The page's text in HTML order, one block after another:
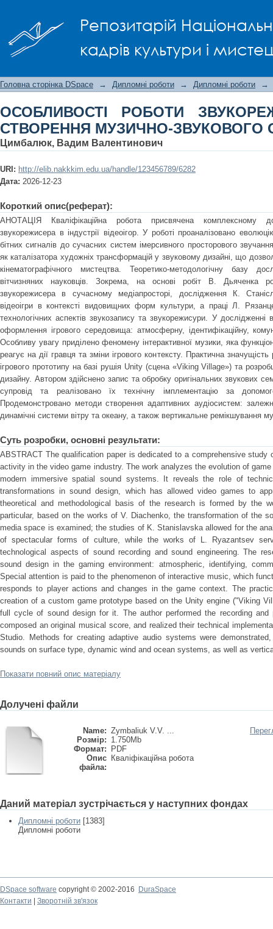
Репозитарій
кадрів культури і
ЗВУКОВОГО ОБРАЗУ ВІДЕОГРИ
Головна сторінка DSpace → Дипломні роботи → Дипломні роботи →
ОСОБЛИВОСТІ РОБОТИ
СТВОРЕННЯ МУЗИЧНО-ЗВУКОВОГО
Цимбалюк, Вадим Валентинович
URI: http://elib.nakkkim.edu.ua/handle/123456789/6282
Дата: 2026-12-23
Короткий опис(реферат):
АНОТАЦІЯ Кваліфікаційна робота присвячена комплексному
звукорежисера в індустрії відеоігор. У роботі проаналізовано
бітних сигналів до сучасних систем імерсивного просторового
як каталізатора художніх трансформацій у звуковому дизайні, що
кінематографічного мистецтва. Теоретико-методологічну базу
вітчизняних науковців. Зокрема, на основі робіт В. Дьяченка
звукорежисера в сучасному медіапросторі, дослідження К.
відеоігри в контексті видовищних форм культури, а праці Л.
технологічних аспектів звукозапису та звукорежисури. У дослідженні
оформлення ігрового середовища: атмосферну, ідентифікаційну,
Особливу увагу приділено феномену інтерактивної музики, яка
реагує на дії гравця та зміни ігрового контексту. Практична
ігрового прототипу на базі рушія Unity (сцена «Viking Village») та
дизайну. Автором здійснено запис та обробку оригінальних звукових
супровід та реалізовано їх технічну імплементацію за
Продемонстровано методи створення адаптивних аудіосистем:
динамічні системи вітру та океану, а також вертикальне ремікшування
Суть розробки, основні результати:
ABSTRACT The qualification paper is dedicated to a comprehensive
activity in the video game industry. The work analyzes the evolution of
modern immersive spatial sound systems. It reveals the role of
transformations in sound design, which has allowed video games to
theoretical and methodological basis of the research is formed by the
particular, based on the works of V. Diachenko, the transformation of the
media space is examined; the studies of K. Stanislavska allowed for the
of spectacular forms of culture, while the works of L. Ryazantsev
technological aspects of sound recording and sound engineering. The
sound design in the gaming environment: atmospheric, identifying,
Special attention is paid to the phenomenon of interactive music, which
responds to player actions and changes in the game context. The
creation of a custom game prototype based on the Unity engine ("Viking
full cycle of sound design for it. The author performed the recording and
composed an original musical score, and realized their technical
Studio. Methods for creating adaptive audio systems were
sounds on surface type, dynamic wind and ocean systems, as well as
Показати повний опис матеріалу
Долучені файли
Name: Zymbaliuk V.V. ...
Розмір: 1.750Mb
Формат:
PDF
Опис
файла:
Кваліфікаційна робота
Даний матеріал зустрічається у наступних фондах
Дипломні роботи [1383]
Дипломні роботи
DSpace software copyright © 2002-2016
DuraSpace
Контакти
Зворотній зв'язок